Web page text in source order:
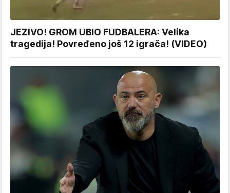
JEZIVO! GROM UBIO FUDBALERA: Velika
tragedija! Povređeno još 12 igrača! (VIDEO)